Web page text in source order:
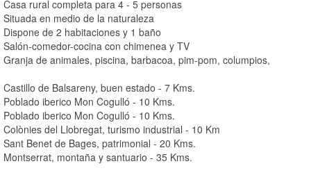
Casa rural completa para 4 - 5 personas
Situada en medio de la naturaleza
Dispone de 2 habitaciones y 1 baño
Salón-comedor-cocina con chimenea y TV
Granja de animales, piscina, barbacoa, pim-pom, columpios,
Castillo de Balsareny, buen estado - 7 Kms.
Poblado iberico Mon Cogulló - 10 Kms.
Poblado iberico Mon Cogulló - 10 Kms.
Colònies del Llobregat, turismo industrial - 10 Km
Sant Benet de Bages, patrimonial - 20 Kms.
Montserrat, montaña y santuario - 35 Kms.